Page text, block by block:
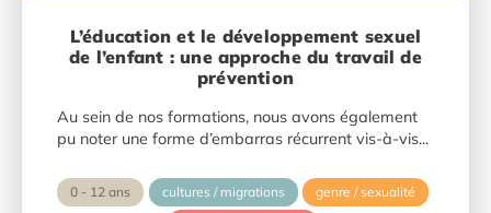
L’éducation et le développement sexuel
de l’enfant : une approche du travail de
prévention
Au sein de nos formations, nous avons également
pu noter une forme d’embarras récurrent vis-à-vis...
0 - 12 ans cultures / migrations
genre / sexualité